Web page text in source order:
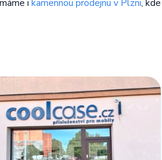
i kamennou prodejnu v Plzni,